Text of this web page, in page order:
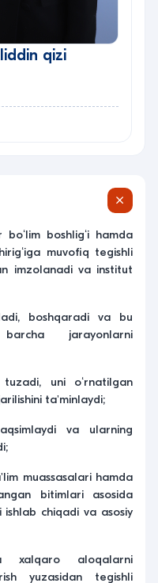
qizi
boshligʻi hamda
muvofiq tegishli
imzolanadi va institut
boshqaradi va bu
jarayonlarni
uni oʻrnatilgan
ta'minlaydi;
va ularning
muassasalari hamda
bitimlari asosida
chiqadi va asosiy
xalqaro aloqalarni
yuzasidan tegishli